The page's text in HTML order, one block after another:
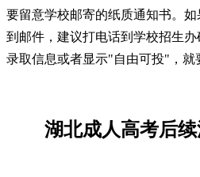
要留意学校邮寄的纸质通知书。
到邮件，建议打电话到学校招生
录取信息或者显示"自由可投"，就
湖北成人高考后